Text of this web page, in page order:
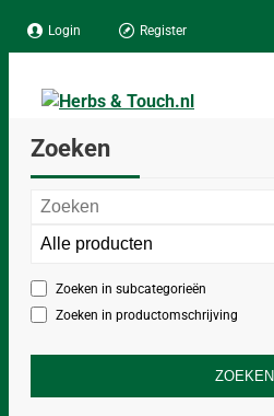
Login Register
Zoeken
Zoeken in subcategorieën
Zoeken in productomschrijving
ZOEKEN